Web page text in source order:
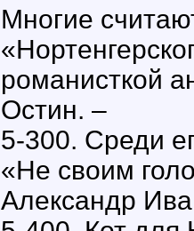
Многие
романисткой
Остин. –
5-300. Среди
«Не своим
Александр